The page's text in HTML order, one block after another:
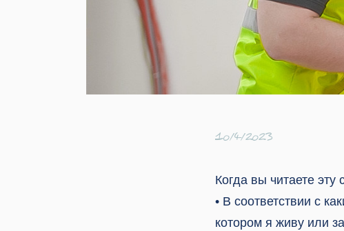
10/4/2023
Когда вы читаете
• В соответствии с
котором я живу или